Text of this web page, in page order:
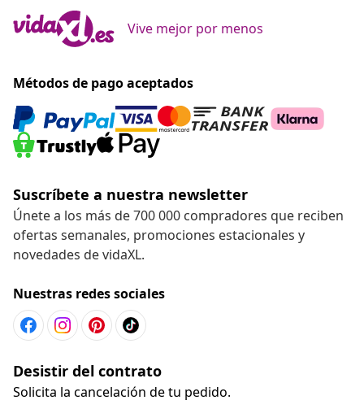
Vive mejor por menos
Métodos de pago aceptados
Suscríbete a nuestra newsletter
Únete a los más de 700 000 compradores que reciben
ofertas semanales, promociones estacionales y
novedades de vidaXL.
Nuestras redes sociales
Desistir del contrato
Solicita la cancelación de tu pedido.